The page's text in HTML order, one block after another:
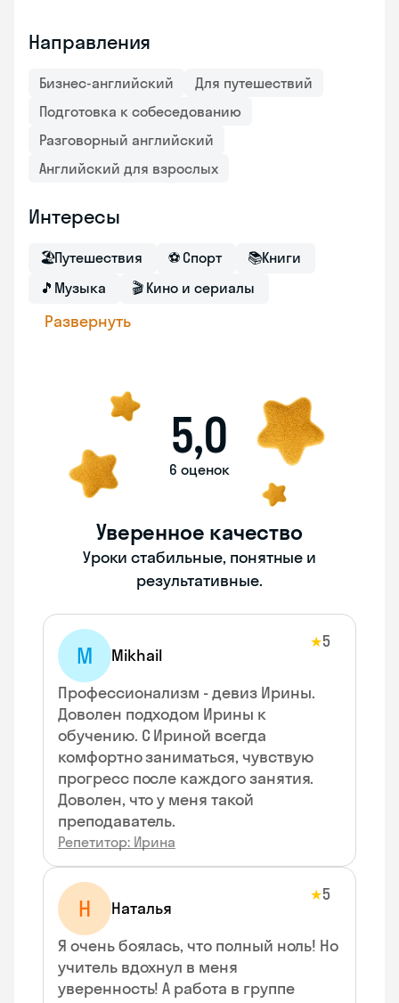
Направления
Бизнес-английский
Для путешествий
Подготовка к собеседованию
Разговорный английский
Английский для взрослых
Интересы
🏖Путешествия ⚽ Спорт 📚Книги
🎵 Музыка 🎬 Кино и сериалы
Развернуть
5,0
6 оценок
Уверенное качество
Уроки стабильные, понятные и
результативные.
M Mikhail
★5
Профессионализм - девиз Ирины.
Доволен подходом Ирины к
обучению. С Ириной всегда
комфортно заниматься, чувствую
прогресс после каждого занятия.
Доволен, что у меня такой
преподаватель.
Репетитор: Ирина
Н Наталья
★5
Я очень боялась, что полный ноль! Но
учитель вдохнул в меня
уверенность! А работа в группе